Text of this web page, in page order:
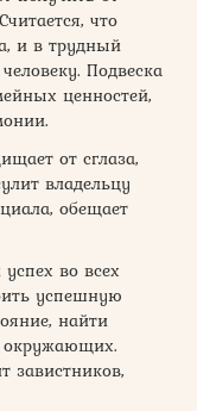
что
и в трудный
Подвеска
ценностей,
от сглаза,
владельцу
обещает
во всех
успешную
найти
окружающих.
завистников,